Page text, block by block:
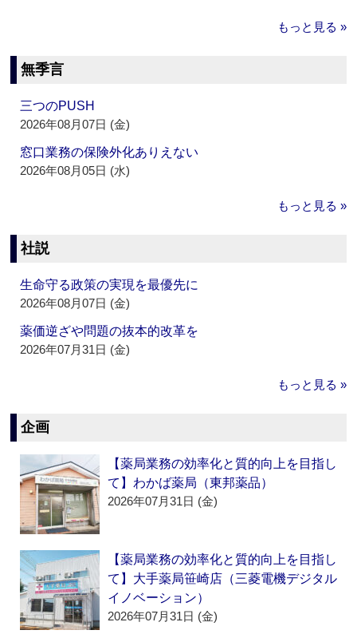
もっと見る »
無季言
三つのPUSH
2026年08月07日 (金)
窓口業務の保険外化ありえない
2026年08月05日 (水)
もっと見る »
社説
生命守る政策の実現を最優先に
2026年08月07日 (金)
薬価逆ざや問題の抜本的改革を
2026年07月31日 (金)
もっと見る »
企画
【薬局業務の効率化と質的向上を目指し
て】わかば薬局（東邦薬品）
2026年07月31日 (金)
【薬局業務の効率化と質的向上を目指し
て】大手薬局笹崎店（三菱電機デジタル
イノベーション）
2026年07月31日 (金)